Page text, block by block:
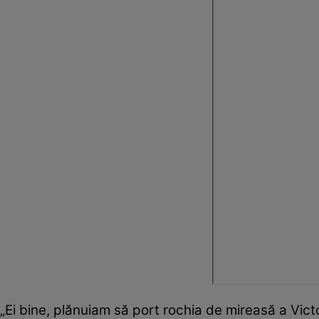
„Ei bine, plănuiam să port rochia de mireasă a